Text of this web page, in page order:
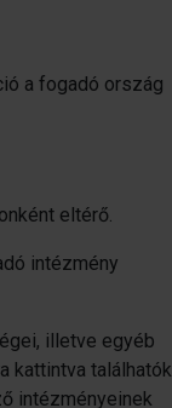
a fogadó ország
eltérő.
intézmény
illetve egyéb
kattintva találhatók.
intézményeinek